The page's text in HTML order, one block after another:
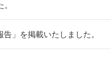
」を掲載いたしました。